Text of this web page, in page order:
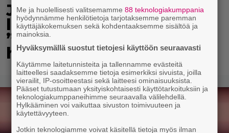
Jani Sievinen kokosi
lapsikatraansa yhteen –
”Minun suurin perintöni
heille”
Me ja huolellisesti valitsemamme88 teknologiakumppania
hyödynnämme henkilötietoja tarjotaksemme paremman
käyttäjäkokemuksen sekä kohdentaaksemme sisältöä ja
mainoksia.
Hyväksymällä suostut tietojesi käyttöön seuraavasti
Käytämme laitetunnisteita ja tallennamme evästeitä
laitteellesi saadaksemme tietoja esimerkiksi sivuista, joilla
vierailit, IP-osoitteestasi sekä laitteesi ominaisuuksista.
Pääset tutustumaan yksityiskohtaisesti käyttötarkoituksiin ja
teknologiakumppaneihimme seuraavalla välilehdellä.
Hylkääminen voi vaikuttaa sivuston toimivuuteen ja
käytettävyyteen.
Jotkin teknologiamme voivat käsitellä tietoja myös ilman